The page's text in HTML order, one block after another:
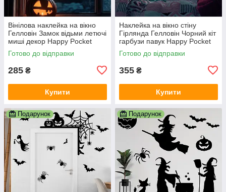
Вінілова наклейка на вікно
Гелловін Замок відьми летючі
миші декор Happy Pocket
Набір білий матовий
Готово до відправки
285 ₴
Купити
Наклейка на вікно стіну
Гірлянда Гелловін Чорний кіт
гарбузи павук Happy Pocket
Набір S білий матовий
Готово до відправки
355 ₴
Купити
Подарунок Подарунок